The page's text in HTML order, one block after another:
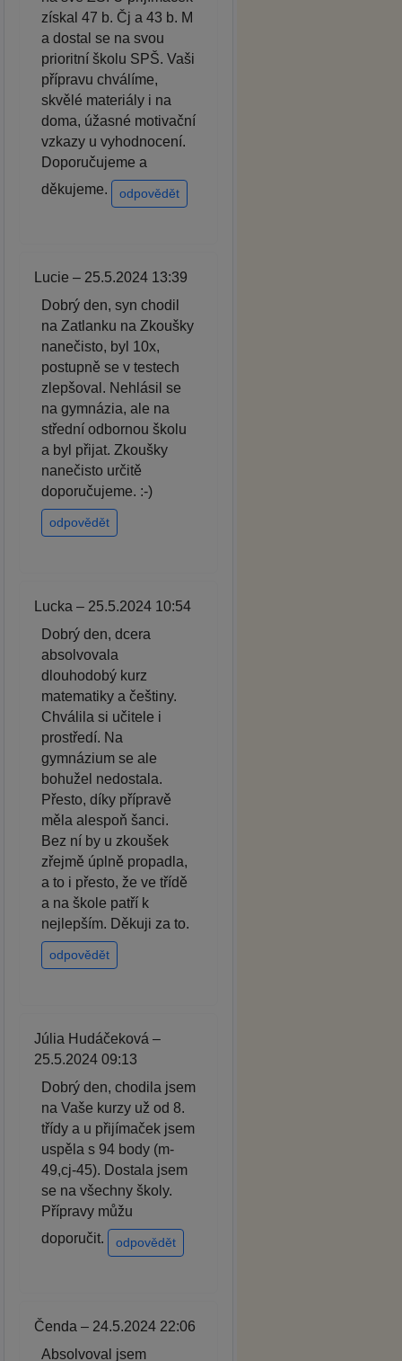
získal 47 b. Čj a 43 b. M
a dostal se na svou
prioritní školu SPŠ. Vaši
přípravu chválíme,
skvělé materiály i na
doma, úžasné motivační
vzkazy u vyhodnocení.
Doporučujeme a
děkujeme.
odpovědět
Lucie – 25.5.2024 13:39
Dobrý den, syn chodil
na Zatlanku na Zkoušky
nanečisto, byl 10x,
postupně se v testech
zlepšoval. Nehlásil se
na gymnázia, ale na
střední odbornou školu
a byl přijat. Zkoušky
nanečisto určitě
doporučujeme. :-)
odpovědět
Lucka – 25.5.2024 10:54
Dobrý den, dcera
absolvovala
dlouhodobý kurz
matematiky a češtiny.
Chválila si učitele i
prostředí. Na
gymnázium se ale
bohužel nedostala.
Přesto, díky přípravě
měla alespoň šanci.
Bez ní by u zkoušek
zřejmě úplně propadla,
a to i přesto, že ve třídě
a na škole patří k
nejlepším. Děkuji za to.
odpovědět
Júlia Hudáčeková –
25.5.2024 09:13
Dobrý den, chodila jsem
na Vaše kurzy už od 8.
třídy a u přijímaček jsem
uspěla s 94 body (m-
49,cj-45). Dostala jsem
se na všechny školy.
Přípravy můžu
doporučit.
odpovědět
Čenda – 24.5.2024 22:06
Absolvoval jsem